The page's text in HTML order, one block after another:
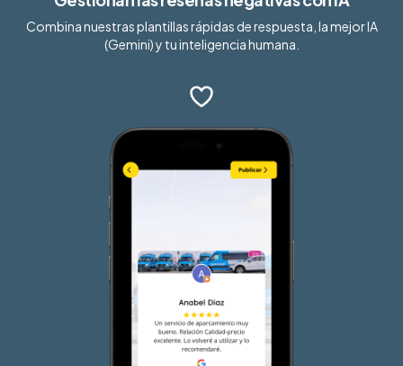
Combina nuestras plantillas rápidas de respuesta, la mejor IA
(Gemini) y tu inteligencia humana.